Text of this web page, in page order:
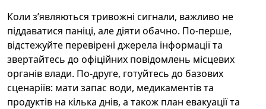
Коли зʼявляються тривожні сигнали, важливо не
піддаватися паніці, але діяти обачно. По-перше,
відстежуйте перевірені джерела інформації та
звертайтесь до офіційних повідомлень місцевих
органів влади. По-друге, готуйтесь до базових
сценаріїв: мати запас води, медикаментів та
продуктів на кілька днів, а також план евакуації та